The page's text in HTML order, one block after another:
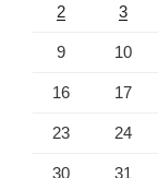
2 3
9 10
16 17
23 24
30 31